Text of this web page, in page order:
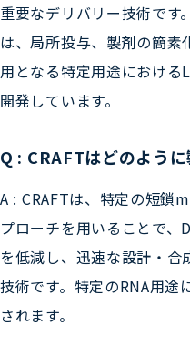
重要なデリバリー技術です
は、局所投与、製剤の簡
用となる特定用途における
開発しています。
Q : CRAFTはどのよう
A : CRAFTは、特定の短鎖
プローチを用いることで、
を低減し、迅速な設計・合
技術です。特定のRNA用途
されます。